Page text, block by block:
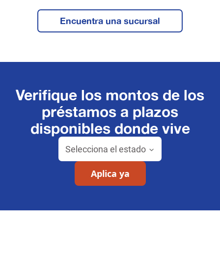
Encuentra una sucursal
Verifique los montos de los
préstamos a plazos
disponibles donde vive
Selecciona el estado
Aplica ya